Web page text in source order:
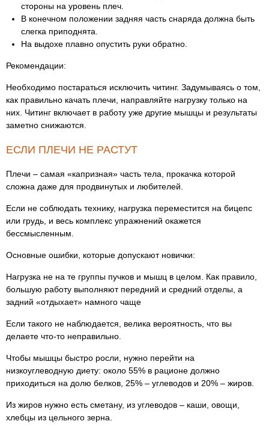
стороны на уровень плеч.
В конечном положении задняя часть снаряда должна быть
слегка приподнята.
На выдохе плавно опустить руки обратно.
Рекомендации:
Необходимо постараться исключить читинг. Задумываясь о том,
как правильно качать плечи, направляйте нагрузку только на
них. Читинг включает в работу уже другие мышцы и результаты
заметно снижаются.
ЕСЛИ ПЛЕЧИ НЕ РАСТУТ
Плечи – самая «капризная» часть тела, прокачка которой
сложна даже для продвинутых и любителей.
Если не соблюдать технику, нагрузка переместится на бицепс
или грудь, и весь комплекс упражнений окажется
бессмысленным.
Основные ошибки, которые допускают новички:
Нагрузка не на те группы пучков и мышц в целом. Как правило,
большую работу выполняют передний и средний отделы, а
задний «отдыхает» намного чаще
Если такого не наблюдается, велика вероятность, что вы
делаете что-то неправильно.
Чтобы мышцы быстро росли, нужно перейти на
низкоуглеводную диету: около 55% в рационе должно
приходиться на долю белков, 25% – углеводов и 20% – жиров.
Из жиров нужно есть сметану, из углеводов – каши, овощи,
хлебцы из цельного зерна.